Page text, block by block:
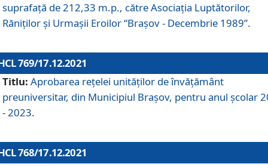
suprafaţă de 212,33 m.p., către Asociaţia Luptătorilor,
Răniţilor şi Urmaşii Eroilor “Braşov - Decembrie 1989”.
769/17.12.2021
Titlu: Aprobarea reţelei unităţilor de învăţământ
preuniversitar, din Municipiul Braşov, pentru anul şcolar
- 2023.
768/17.12.2021